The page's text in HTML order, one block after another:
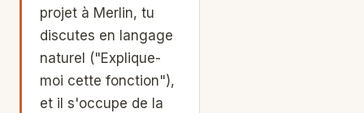
projet à Merlin, tu
discutes en langage
naturel ("Explique-
moi cette fonction"),
et il s'occupe de la